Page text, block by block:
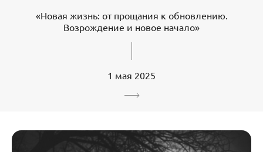
«Новая жизнь: от прощания к обновлению.
Возрождение и новое начало»
1 мая 2025